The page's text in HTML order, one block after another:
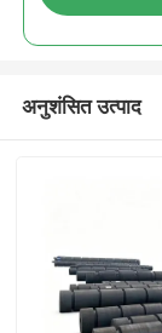
अनुशंसित उत्पाद